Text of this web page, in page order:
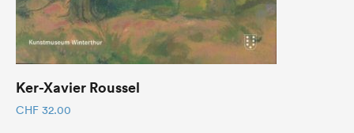
Ker-Xavier Roussel
CHF 32.00